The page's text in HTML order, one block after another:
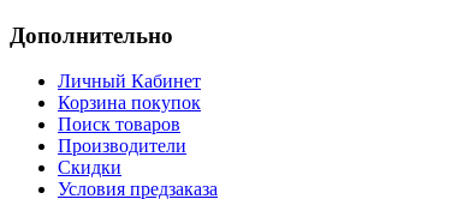
Дополнительно
Личный Кабинет
Корзина покупок
Поиск товаров
Производители
Скидки
Условия предзаказа